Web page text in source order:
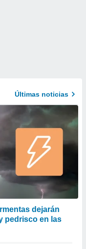
Últimas noticias
dejarán
pedrisco en las